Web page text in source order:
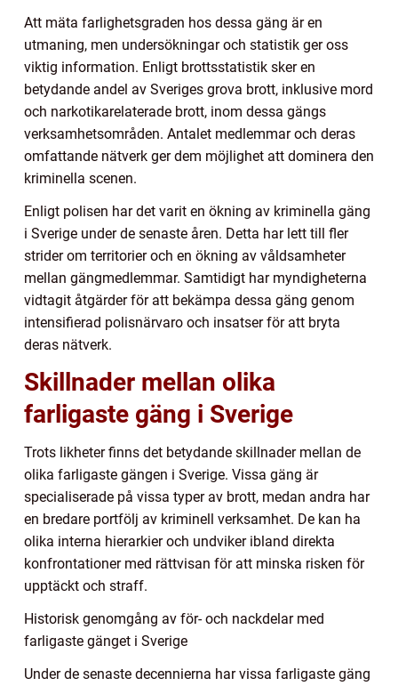
Att mäta farlighetsgraden hos dessa gäng är en
utmaning, men undersökningar och statistik ger oss
viktig information. Enligt brottsstatistik sker en
betydande andel av Sveriges grova brott, inklusive mord
och narkotikarelaterade brott, inom dessa gängs
verksamhetsområden. Antalet medlemmar och deras
omfattande nätverk ger dem möjlighet att dominera den
kriminella scenen.
Enligt polisen har det varit en ökning av kriminella gäng
i Sverige under de senaste åren. Detta har lett till fler
strider om territorier och en ökning av våldsamheter
mellan gängmedlemmar. Samtidigt har myndigheterna
vidtagit åtgärder för att bekämpa dessa gäng genom
intensifierad polisnärvaro och insatser för att bryta
deras nätverk.
Skillnader mellan olika
farligaste gäng i Sverige
Trots likheter finns det betydande skillnader mellan de
olika farligaste gängen i Sverige. Vissa gäng är
specialiserade på vissa typer av brott, medan andra har
en bredare portfölj av kriminell verksamhet. De kan ha
olika interna hierarkier och undviker ibland direkta
konfrontationer med rättvisan för att minska risken för
upptäckt och straff.
Historisk genomgång av för- och nackdelar med
farligaste gänget i Sverige
Under de senaste decennierna har vissa farligaste gäng